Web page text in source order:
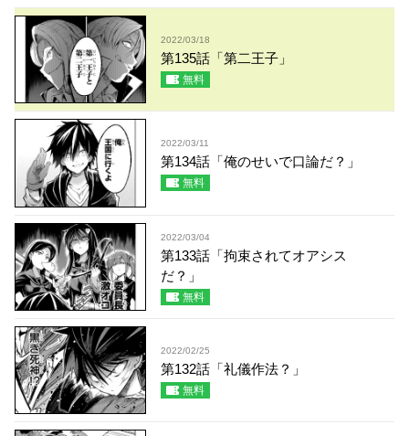
2022/03/18
第135話「第二王子」
無料
2022/03/11
第134話「俺のせいで口論だ？」
無料
2022/03/04
第133話「拘束されてオアシス
だ？」
無料
2022/02/25
第132話「礼儀作法？」
無料